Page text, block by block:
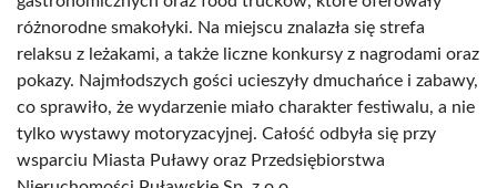
różnorodne smakołyki. Na miejscu znalazła się strefa
relaksu z leżakami, a także liczne konkursy z nagrodami oraz
pokazy. Najmłodszych gości ucieszyły dmuchańce i zabawy,
co sprawiło, że wydarzenie miało charakter festiwalu, a nie
tylko wystawy motoryzacyjnej. Całość odbyła się przy
wsparciu Miasta Puławy oraz Przedsiębiorstwa